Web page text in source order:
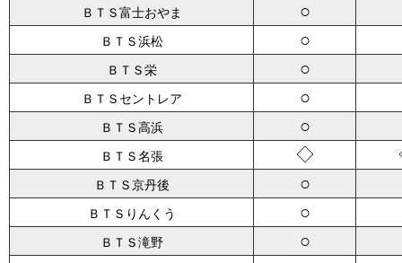
ＢＴＳ富士おやま ○
ＢＴＳ浜松 ○
ＢＴＳ栄 ○
ＢＴＳセントレア ○
ＢＴＳ高浜 ○
ＢＴＳ名張 ◇
ＢＴＳ京丹後 ○
ＢＴＳりんくう ○
ＢＴＳ滝野 ○